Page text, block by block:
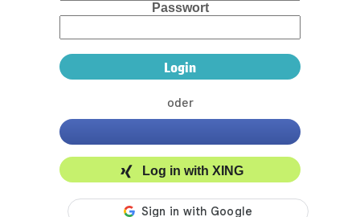
Passwort
oder
Log in with XING